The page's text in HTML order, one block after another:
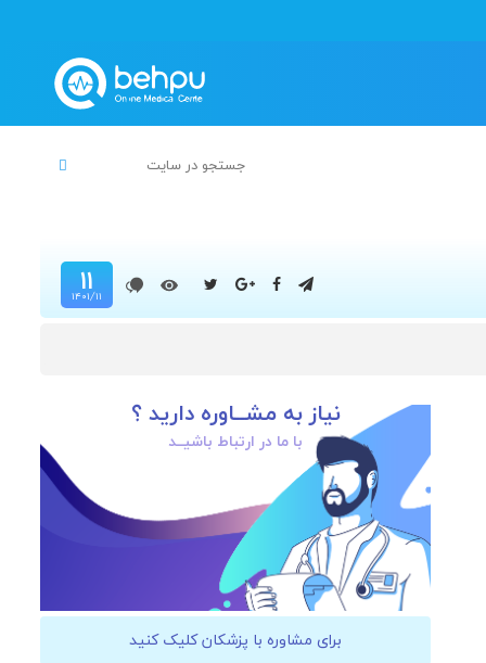
۱۱
۱۴۰۱/۱۱
نیاز به مشــاوره دارید ؟
با ما در ارتباط باشیــد
برای مشاوره با پزشکان کلیک کنید